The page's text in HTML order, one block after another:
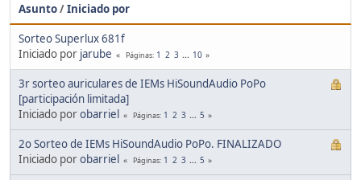
Asunto/Iniciado por
Sorteo Superlux 681f
Iniciado por jarube Páginas 1 2 3 ... 10
3r sorteo auriculares de IEMs HiSoundAudio PoPo
[participación limitada]
Iniciado porobarriel Páginas 1 2 3 ... 5
2o Sorteo de IEMs HiSoundAudio PoPo. FINALIZADO
Iniciado porobarriel Páginas 1 2 3 ... 5